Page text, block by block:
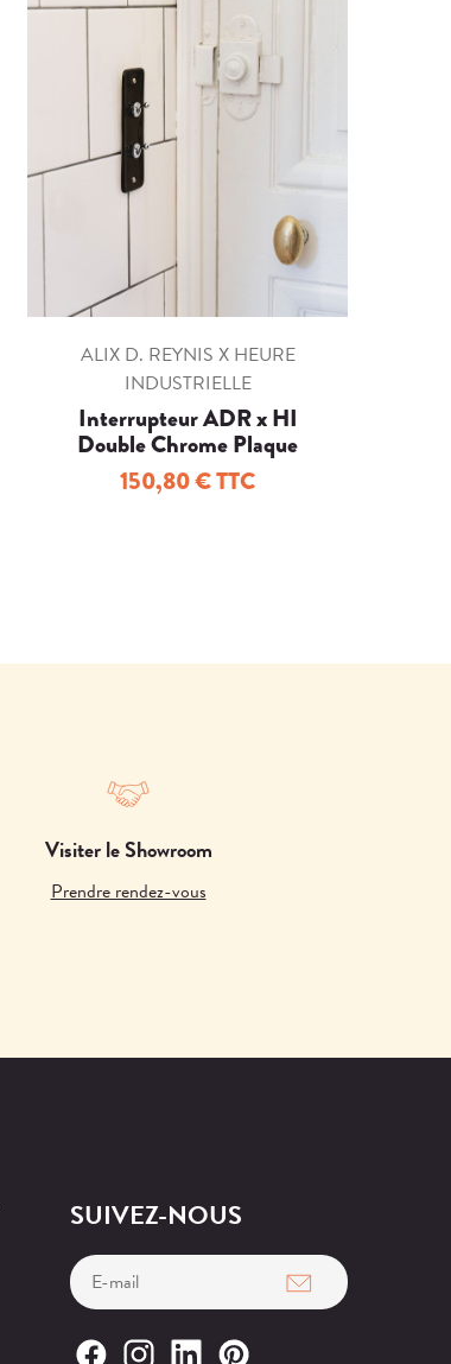
ALIX D. REYNIS X HEURE
INDUSTRIELLE
Interrupteur ADR x HI
Double Chrome Plaque
Porcelaine Noire
150,80 € TTC
Visiter le Showroom
Prendre rendez-vous
SUIVEZ-NOUS